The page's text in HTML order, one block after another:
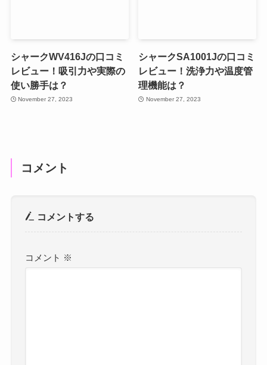
シャークWV416Jの口コミ
レビュー！吸引力や実際の
使い勝手は？
November 27, 2023
シャークSA1001Jの口コミ
レビュー！洗浄力や温度管
理機能は？
November 27, 2023
コメント
コメントする
コメント ※